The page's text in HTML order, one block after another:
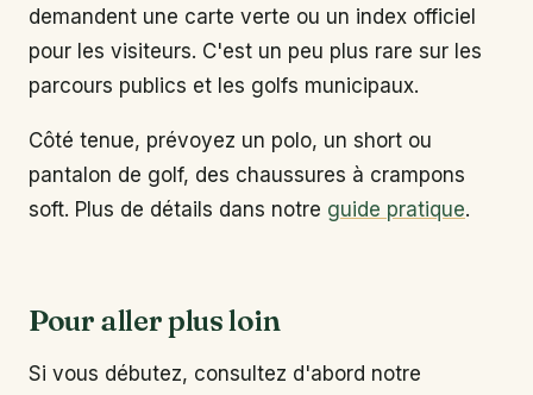
demandent une carte verte ou un index officiel
pour les visiteurs. C'est un peu plus rare sur les
parcours publics et les golfs municipaux.
Côté tenue, prévoyez un polo, un short ou
pantalon de golf, des chaussures à crampons
soft. Plus de détails dans notre guide pratique.
Pour aller plus loin
Si vous débutez, consultez d'abord notre